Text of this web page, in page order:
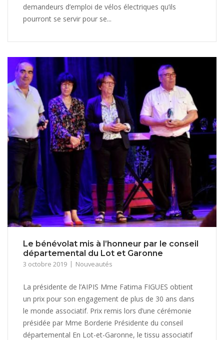
demandeurs d’emploi de vélos électriques qu’ils
pourront se servir pour se...
Le bénévolat mis à l’honneur par le conseil
départemental du Lot et Garonne
3 octobre 2019 Nouveautés
La présidente de l’AIPIS Mme Fatima FIGUES obtient
un prix pour son engagement de plus de 30 ans dans
le monde associatif. Prix remis lors d’une cérémonie
présidée par Mme Borderie Présidente du conseil
départemental En Lot-et-Garonne, le tissu associatif